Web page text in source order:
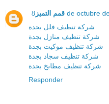
قمم التميز 8 de octubre
شركة تنظيف فلل بجدة
شركة تنظيف منازل بجدة
شركة تنظيف موكيت بجدة
شركة تنظيف سجاد بجدة
شركة تنظيف مطابخ بجدة
Responder